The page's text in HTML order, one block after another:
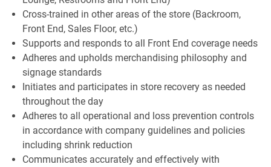
Cross-trained in other areas of the store (Backroom,
Front End, Sales Floor, etc.)
Supports and responds to all Front End coverage needs
Adheres and upholds merchandising philosophy and
signage standards
Initiates and participates in store recovery as needed
throughout the day
Adheres to all operational and loss prevention controls
in accordance with company guidelines and policies
including shrink reduction
Communicates accurately and effectively with